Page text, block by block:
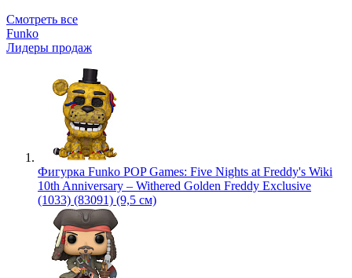
Смотреть все
Funko
Лидеры продаж
Фигурка Funko POP Games: Five Nights at Freddy's Wiki
10th Anniversary – Withered Golden Freddy Exclusive
(1033) (83091) (9,5 см)